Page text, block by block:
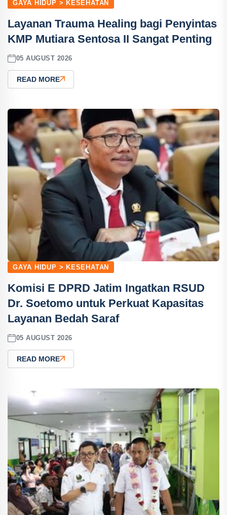
GAYA HIDUP > KESEHATAN
Layanan Trauma Healing bagi Penyintas
KMP Mutiara Sentosa II Sangat Penting
05 AUGUST 2026
READ MORE
GAYA HIDUP > KESEHATAN
Komisi E DPRD Jatim Ingatkan RSUD
Dr. Soetomo untuk Perkuat Kapasitas
Layanan Bedah Saraf
05 AUGUST 2026
READ MORE